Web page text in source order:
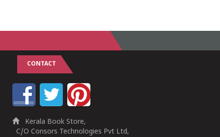
CONTACT
Kerala Book Store,
C/O Consors Technologies Pvt Ltd,